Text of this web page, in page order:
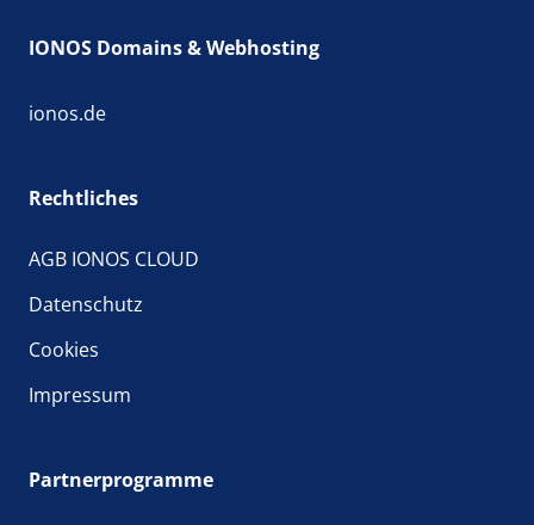
IONOS Domains & Webhosting
ionos.de
Rechtliches
AGB IONOS CLOUD
Datenschutz
Cookies
Impressum
Partnerprogramme